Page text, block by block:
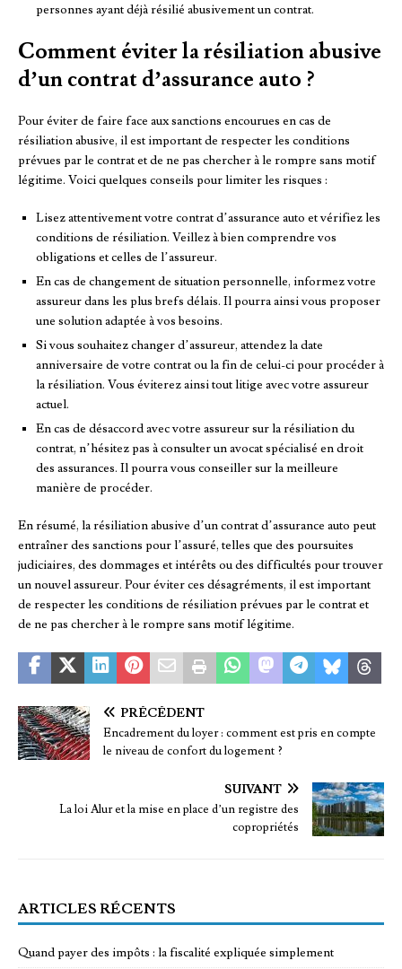
personnes ayant déjà résilié abusivement un contrat.
Comment éviter la résiliation abusive
d’un contrat d’assurance auto ?
Pour éviter de faire face aux sanctions encourues en cas de
résiliation abusive, il est important de respecter les conditions
prévues par le contrat et de ne pas chercher à le rompre sans motif
légitime. Voici quelques conseils pour limiter les risques :
Lisez attentivement votre contrat d’assurance auto et vérifiez les
conditions de résiliation. Veillez à bien comprendre vos
obligations et celles de l’assureur.
En cas de changement de situation personnelle, informez votre
assureur dans les plus brefs délais. Il pourra ainsi vous proposer
une solution adaptée à vos besoins.
Si vous souhaitez changer d’assureur, attendez la date
anniversaire de votre contrat ou la fin de celui-ci pour procéder à
la résiliation. Vous éviterez ainsi tout litige avec votre assureur
actuel.
En cas de désaccord avec votre assureur sur la résiliation du
contrat, n’hésitez pas à consulter un avocat spécialisé en droit
des assurances. Il pourra vous conseiller sur la meilleure
manière de procéder.
En résumé, la résiliation abusive d’un contrat d’assurance auto peut
entraîner des sanctions pour l’assuré, telles que des poursuites
judiciaires, des dommages et intérêts ou des difficultés pour trouver
un nouvel assureur. Pour éviter ces désagréments, il est important
de respecter les conditions de résiliation prévues par le contrat et
de ne pas chercher à le rompre sans motif légitime.
PRÉCÉDENT
Encadrement du loyer : comment est pris en compte
le niveau de confort du logement ?
SUIVANT
La loi Alur et la mise en place d’un registre des
copropriétés
ARTICLES RÉCENTS
Quand payer des impôts : la fiscalité expliquée simplement